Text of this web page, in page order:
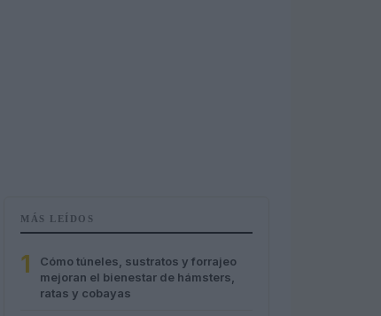
MÁS LEÍDOS
1
Cómo túneles, sustratos y forrajeo
mejoran el bienestar de hámsters,
ratas y cobayas